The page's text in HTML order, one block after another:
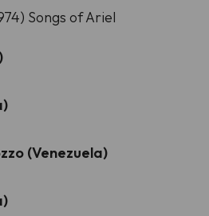
Songs of Ariel
(Venezuela)